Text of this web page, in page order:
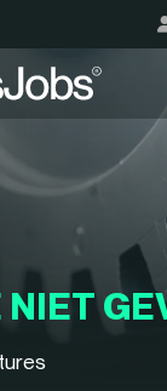
NIET